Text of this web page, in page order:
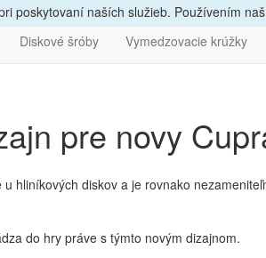
Radivámporadíme, zavolajtenám
Diskové šróby Vymedzovacie krúžky
pre novy
hliníkových diskov a je rovnako
do hry práve s týmto novým dizajnom.
poskytovaní naších služieb. Používením